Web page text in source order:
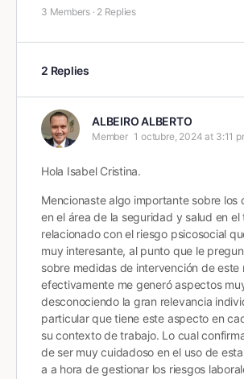
3 Members · 2 Replies
2 Replies
ALBEIRO ALBERTO
Member 1 octubre, 2024 at 3:11
Hola Isabel Cristina.
Mencionaste algo importante sobre los
en el área de la seguridad y salud en el
relacionado con el riesgo psicosocial
muy interesante, al punto que le
sobre medidas de intervención de este
efectivamente me generó aspectos
desconociendo la gran relevancia
particular que tiene este aspecto en
su contexto de trabajo. Lo cual
de ser muy cuidadoso en el uso de
a a hora de gestionar los riesgos